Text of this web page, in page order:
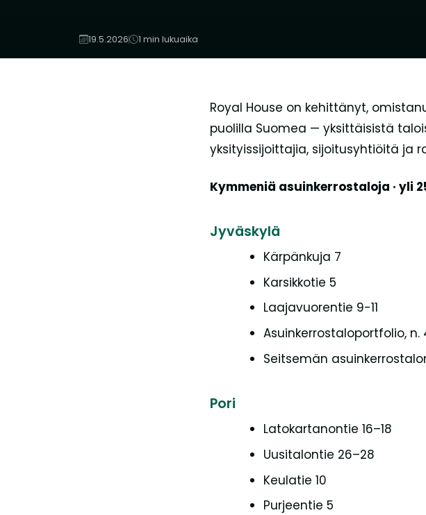
19.5.2026 1 min lukuaika
Royal House on kehittänyt,
puolilla Suomea — yksittäisistä
yksityissijoittajia, sijoitusyhtiöitä ja
Kymmeniä asuinkerrostaloja · yli
Jyväskylä
Kärpänkuja 7
Karsikkotie 5
Laajavuorentie 9-11
Asuinkerrostaloportfolio,
Seitsemän
Pori
Latokartanontie 16–18
Uusitalontie 26–28
Keulatie 10
Purjeentie 5